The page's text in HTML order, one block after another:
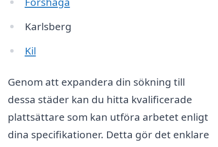
Karlsberg
Kil
Genom att expandera din sökning till
dessa städer kan du hitta kvalificerade
plattsättare som kan utföra arbetet enligt
dina specifikationer. Detta gör det enklare